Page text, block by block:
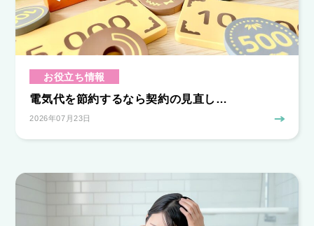
お役立ち情報
電気代を節約するなら契約の見直し…
2026年07月23日